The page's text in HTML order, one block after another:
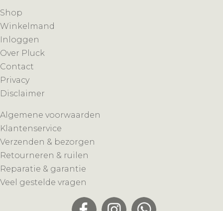
Shop
Winkelmand
Inloggen
Over Pluck
Contact
Privacy
Disclaimer
Algemene voorwaarden
Klantenservice
Verzenden & bezorgen
Retourneren & ruilen
Reparatie & garantie
Veel gestelde vragen